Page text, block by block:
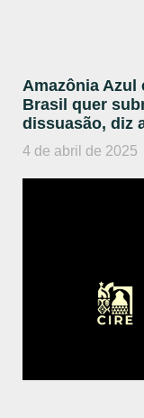
Amazônia Azul
Brasil quer
dissuasão, diz
4 de abril de 2025